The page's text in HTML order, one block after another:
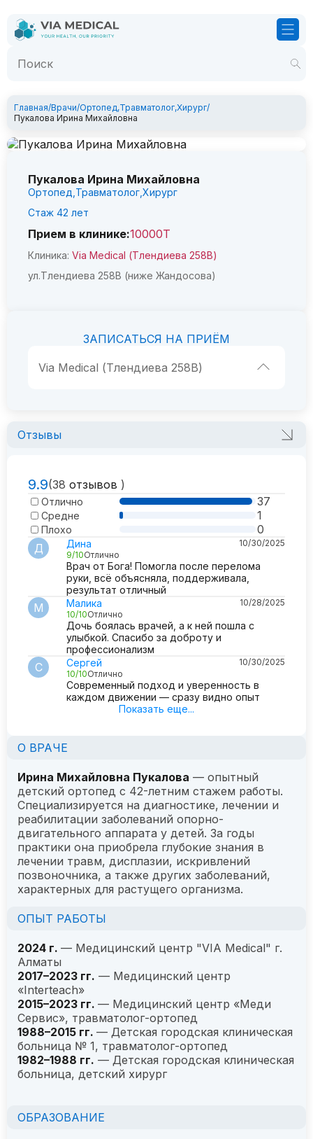
Главная/Врачи/Ортопед,Травматолог,Хирург/
Пукалова Ирина Михайловна
Пукалова Ирина Михайловна
Ортопед, Травматолог, Хирург
Стаж 42 лет
Прием в клинике:10000Т
Клиника: Via Medical (Тлендиева 258В)
ул.Тлендиева 258В (ниже Жандосова)
ЗАПИСАТЬСЯ НА ПРИЁМ
Via Medical (Тлендиева 258В)
Отзывы
9.9(38 отзывов )
Отлично 37
Средне 1
Плохо
0
Д
Дина
10/30/2025
9/10Отлично
Врач от Бога! Помогла после перелома
руки, всё объясняла, поддерживала,
результат отличный
М Малика
10/28/2025
10/10Отлично
Дочь боялась врачей, а к ней пошла с
улыбкой. Спасибо за доброту и
профессионализм
С Сергей
10/30/2025
10/10Отлично
Современный подход и уверенность в
каждом движении — сразу видно опыт
Показать еще...
О ВРАЧЕ
Ирина Михайловна Пукалова — опытный
детский ортопед с 42-летним стажем работы.
Специализируется на диагностике, лечении и
реабилитации заболеваний опорно-
двигательного аппарата у детей. За годы
практики она приобрела глубокие знания в
лечении травм, дисплазии, искривлений
позвоночника, а также других заболеваний,
характерных для растущего организма.
ОПЫТ РАБОТЫ
2024 г. — Медицинский центр "VIA Medical" г.
Алматы
2017–2023 гг. — Медицинский центр
«Interteach»
2015–2023 гг. — Медицинский центр «Меди
Сервис», травматолог-ортопед
1988–2015 гг. — Детская городская клиническая
больница № 1, травматолог-ортопед
1982–1988 гг. — Детская городская клиническая
больница, детский хирург
ОБРАЗОВАНИЕ